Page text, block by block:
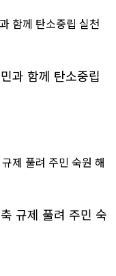
과 함께 탄소중립
규제 풀려 주민 숙